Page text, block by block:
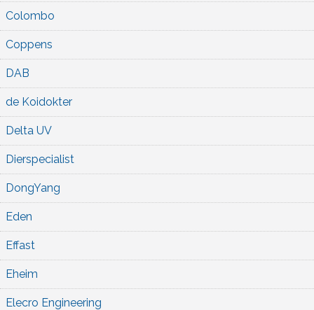
Colombo
Coppens
DAB
de Koidokter
Delta UV
Dierspecialist
DongYang
Eden
Effast
Eheim
Elecro Engineering